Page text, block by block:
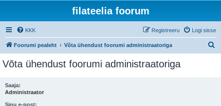
filateelia foorum
KKK Logi sisse
Registreeru
Foorumi pealeht Võta ühendust foorumi administraatoriga
Võta ühendust foorumi administraatoriga
Saaja:
Administraator
Sinu e-post: